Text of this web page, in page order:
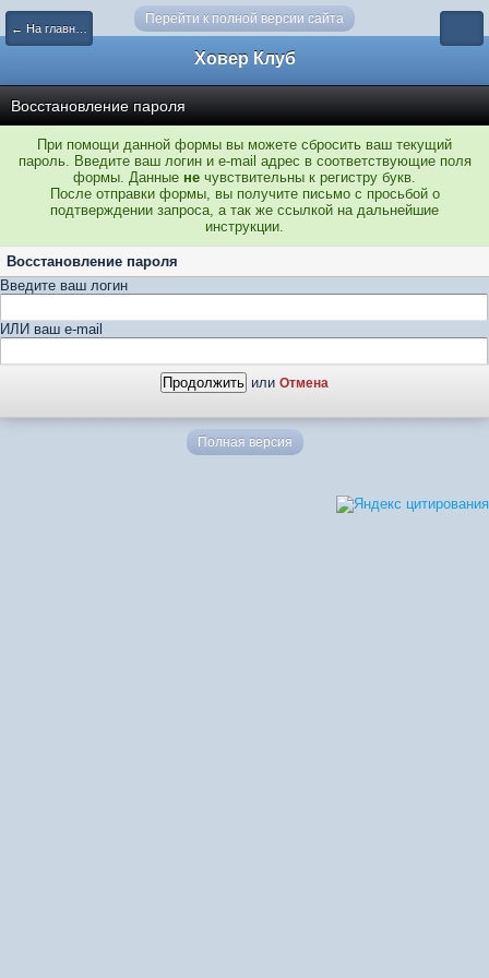
Перейти к полной версии сайта
← На главную
Ховер Клуб
Восстановление пароля
При помощи данной формы вы можете сбросить ваш текущий
пароль. Введите ваш логин и e-mail адрес в соответствующие поля
формы. Данные не чувствительны к регистру букв.
После отправки формы, вы получите письмо с просьбой о
подтверждении запроса, а так же ссылкой на дальнейшие
инструкции.
Восстановление пароля
Введите ваш логин
ИЛИ ваш e-mail
или Отмена
Полная версия